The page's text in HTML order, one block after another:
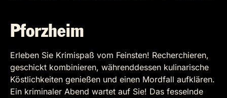
Pforzheim
Erleben Sie Krimispaß vom Feinsten! Recherchieren,
geschickt kombinieren, währenddessen kulinarische
Köstlichkeiten genießen und einen Mordfall aufklären.
Ein kriminaler Abend wartet auf Sie! Das fesselnde